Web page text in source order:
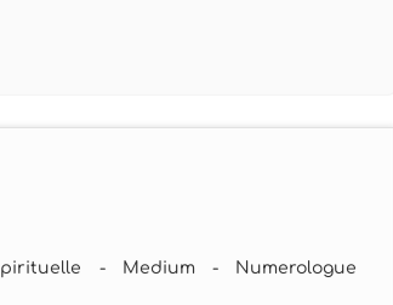
- Medium - Numerologue